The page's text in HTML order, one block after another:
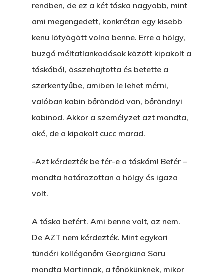
rendben, de ez a két táska nagyobb, mint
ami megengedett, konkrétan egy kisebb
kenu lötyögött volna benne. Erre a hölgy,
buzgó méltatlankodások között kipakolt a
táskából, összehajtotta és betette a
szerkentyűbe, amiben le lehet mérni,
valóban kabin bőröndöd van, bőröndnyi
kabinod. Akkor a személyzet azt mondta,
oké, de a kipakolt cucc marad.
-Azt kérdezték be fér-e a táskám! Befér –
mondta határozottan a hölgy és igaza
volt.
A táska befért. Ami benne volt, az nem.
De AZT nem kérdezték. Mint egykori
tündéri kolléganőm Georgiana Saru
mondta Martinnak, a főnökünknek, mikor